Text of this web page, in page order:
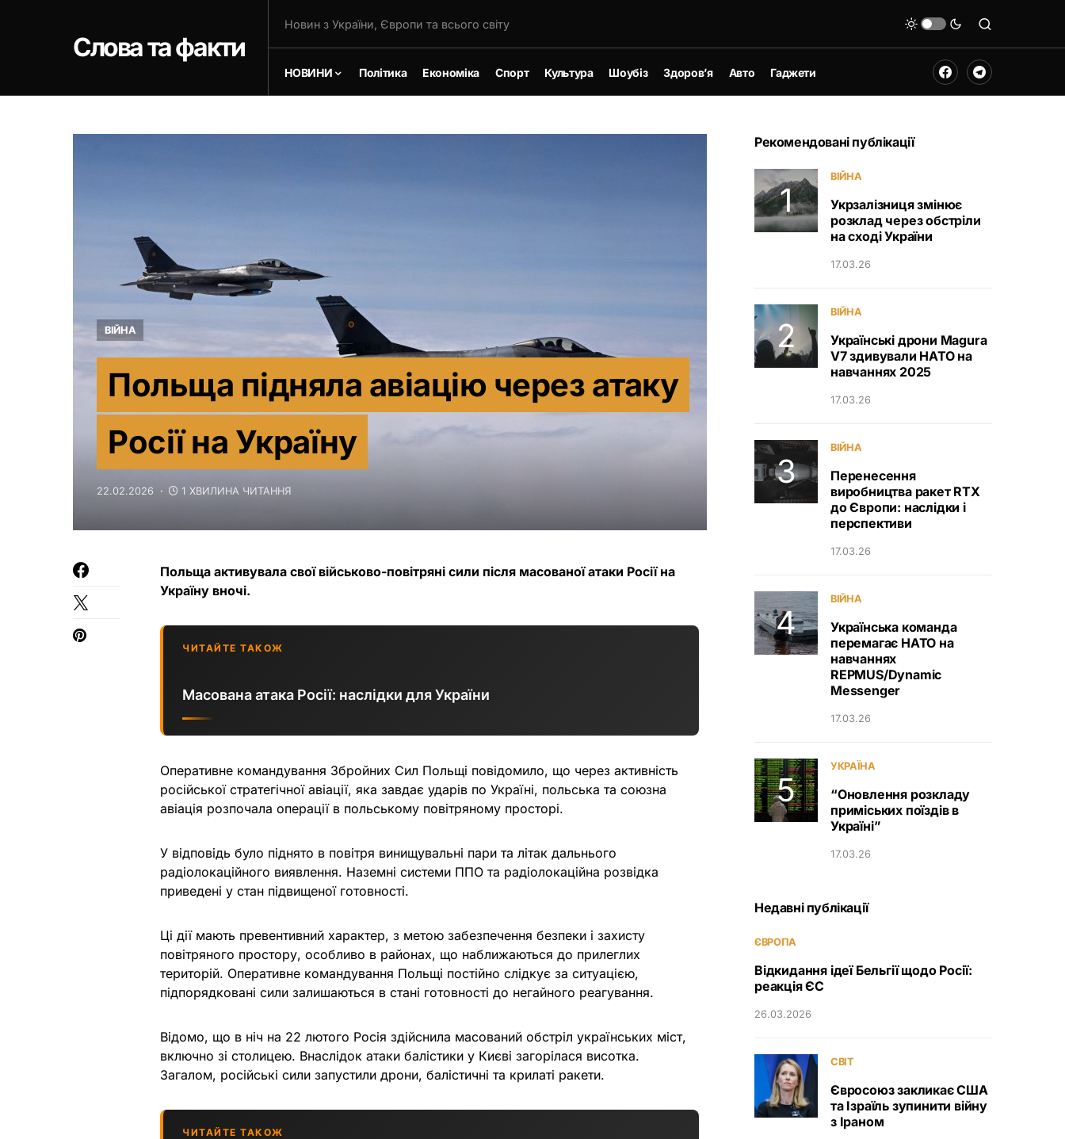
Слова та факти
Новин з України, Європи та всього світу
НОВИНИ Політика Економіка Спорт Культура Шоубіз Здоров’я Авто Гаджети
ВІЙНА
Польща підняла авіацію через атаку
Росії на Україну
22.02.2026 1 ХВИЛИНА ЧИТАННЯ
Польща активувала свої військово-повітряні сили після масованої атаки Росії на
Україну вночі.
ЧИТАЙТЕ ТАКОЖ
Масована атака Росії: наслідки для України
Оперативне командування Збройних Сил Польщі повідомило, що через активність
російської стратегічної авіації, яка завдає ударів по Україні, польська та союзна
авіація розпочала операції в польському повітряному просторі.
У відповідь було піднято в повітря винищувальні пари та літак дальнього
радіолокаційного виявлення. Наземні системи ППО та радіолокаційна розвідка
приведені у стан підвищеної готовності.
Ці дії мають превентивний характер, з метою забезпечення безпеки і захисту
повітряного простору, особливо в районах, що наближаються до прилеглих
територій. Оперативне командування Польщі постійно слідкує за ситуацією,
підпорядковані сили залишаються в стані готовності до негайного реагування.
Відомо, що в ніч на 22 лютого Росія здійснила масований обстріл українських міст,
включно зі столицею. Внаслідок атаки балістики у Києві загорілася висотка.
Загалом, російські сили запустили дрони, балістичні та крилаті ракети.
ЧИТАЙТЕ ТАКОЖ
Рекомендовані публікації
ВІЙНА
Укрзалізниця змінює
розклад через обстріли
на сході України
17.03.26
ВІЙНА
Українські дрони Magura
V7 здивували НАТО на
навчаннях 2025
17.03.26
ВІЙНА
Перенесення
виробництва ракет RTX
до Європи: наслідки і
перспективи
17.03.26
ВІЙНА
Українська команда
перемагає НАТО на
навчаннях
REPMUS/Dynamic
Messenger
17.03.26
УКРАЇНА
“Оновлення розкладу
приміських поїздів в
Україні”
17.03.26
Недавні публікації
ЄВРОПА
Відкидання ідеї Бельгії щодо Росії:
реакція ЄС
26.03.2026
СВІТ
Євросоюз закликає США
та Ізраїль зупинити війну
з Іраном